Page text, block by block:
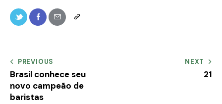
PREVIOUS
Brasil conhece seu
novo campeão de
baristas
NEXT
21